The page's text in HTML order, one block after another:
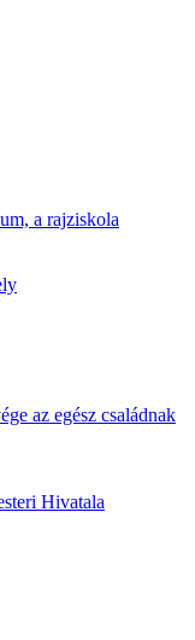
a rajziskola
az egész családnak
Hivatala